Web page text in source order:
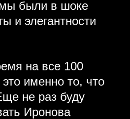
были в шоке
и элегантности
на все 100
именно то, что
не раз буду
Иронова